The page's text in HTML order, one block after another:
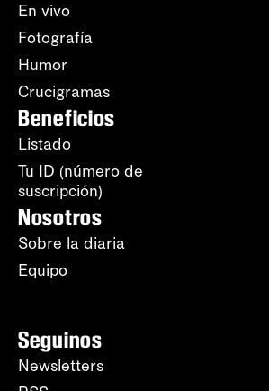
En vivo
Fotografía
Humor
Crucigramas
Beneficios
Listado
Tu ID (número de
suscripción)
Nosotros
Sobre la diaria
Equipo
Seguinos
Newsletters